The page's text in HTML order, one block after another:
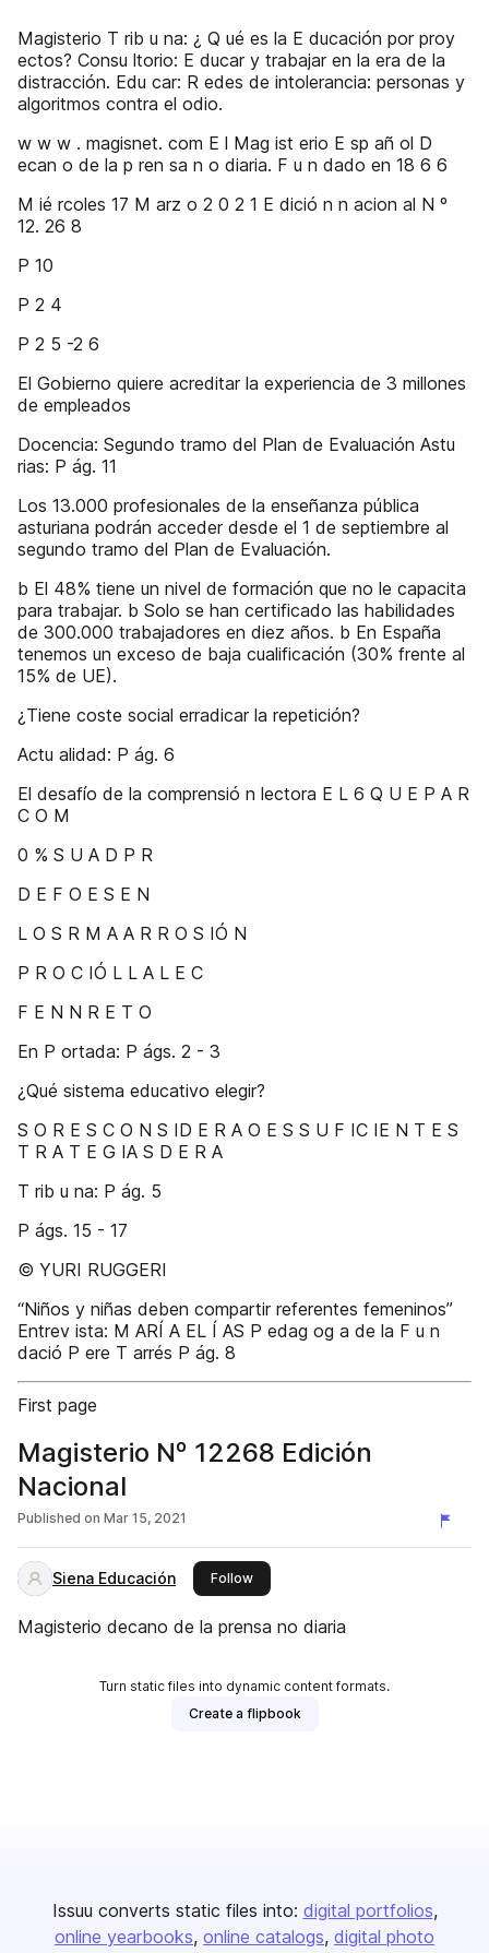
Magisterio T rib u na: ¿ Q ué es la E ducación por proy
ectos? Consu ltorio: E ducar y trabajar en la era de la
distracción. Edu car: R edes de intolerancia: personas y
algoritmos contra el odio.
w w w . magisnet. com E l Mag ist erio E sp añ ol D
ecan o de la p ren sa n o diaria. F u n dado en 18 6 6
M ié rcoles 17 M arz o 2 0 2 1 E dició n n acion al N º
12. 26 8
P 10
P 2 4
P 2 5 -2 6
El Gobierno quiere acreditar la experiencia de 3 millones
de empleados
Docencia: Segundo tramo del Plan de Evaluación Astu
rias: P ág. 11
Los 13.000 profesionales de la enseñanza pública
asturiana podrán acceder desde el 1 de septiembre al
segundo tramo del Plan de Evaluación.
b El 48% tiene un nivel de formación que no le capacita
para trabajar. b Solo se han certificado las habilidades
de 300.000 trabajadores en diez años. b En España
tenemos un exceso de baja cualificación (30% frente al
15% de UE).
¿Tiene coste social erradicar la repetición?
Actu alidad: P ág. 6
El desafío de la comprensió n lectora E L 6 Q U E P A R
C O M
0 % S U A D P R
D E F O E S E N
L O S R M A A R R O S IÓ N
P R O C IÓ L L A L E C
F E N N R E T O
En P ortada: P ágs. 2 - 3
¿Qué sistema educativo elegir?
S O R E S C O N S ID E R A O E S S U F IC IE N T E S
T R A T E G IA S D E R A
T rib u na: P ág. 5
P ágs. 15 - 17
© YURI RUGGERI
“Niños y niñas deben compartir referentes femeninos”
Entrev ista: M ARÍ A EL Í AS P edag og a de la F u n
dació P ere T arrés P ág. 8
First page
Magisterio Nº 12268 Edición
Nacional
Published on Mar 15, 2021
Siena Educación Followthis publisher
Magisterio decano de la prensa no diaria
Turn static files into dynamic content formats.
Create a flipbook
Issuu converts static files into: digital portfolios
online yearbooks online catalogs digital photo